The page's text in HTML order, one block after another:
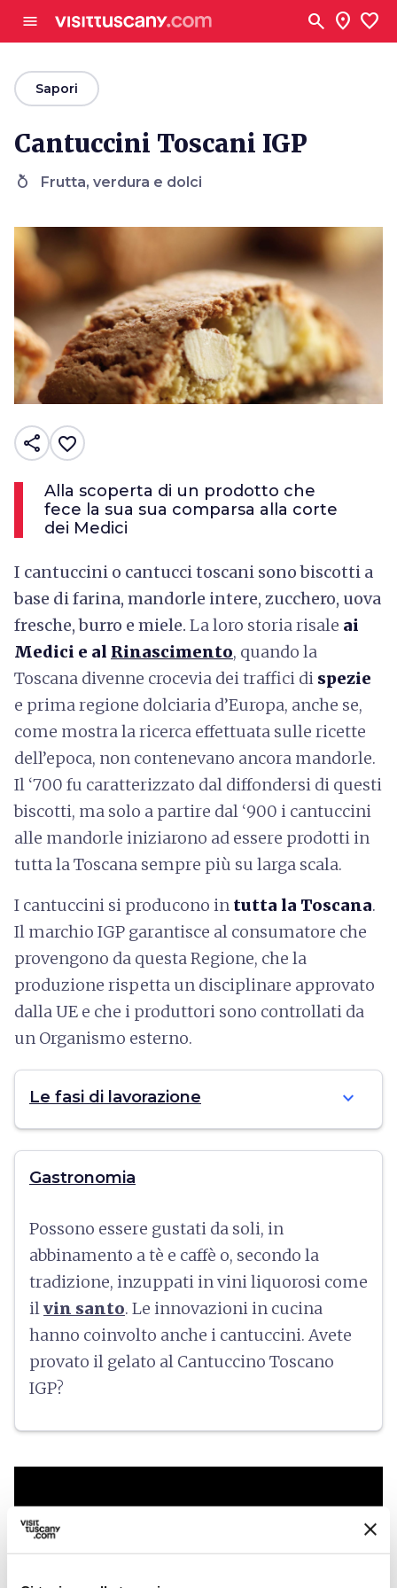
menu search location_on favorite
arrow_backSapori
Cantuccini Toscani IGP
nutrition Frutta, verdura e dolci
share favorite_border
Alla scoperta di un prodotto che
fece la sua sua comparsa alla corte
dei Medici
I cantuccini o cantucci toscani sono biscotti a
base di farina, mandorle intere, zucchero, uova
fresche, burro e miele. La loro storia risale ai
Medici e al Rinascimento, quando la
Toscana divenne crocevia dei traffici di spezie
e prima regione dolciaria d’Europa, anche se,
come mostra la ricerca effettuata sulle ricette
dell’epoca, non contenevano ancora mandorle.
Il ‘700 fu caratterizzato dal diffondersi di questi
biscotti, ma solo a partire dal ‘900 i cantuccini
alle mandorle iniziarono ad essere prodotti in
tutta la Toscana sempre più su larga scala.
I cantuccini si producono in tutta la Toscana.
Il marchio IGP garantisce al consumatore che
provengono da questa Regione, che la
produzione rispetta un disciplinare approvato
dalla UE e che i produttori sono controllati da
un Organismo esterno.
Le fasi di lavorazione expand_more
Gastronomia
Possono essere gustati da soli, in
abbinamento a tè e caffè o, secondo la
tradizione, inzuppati in vini liquorosi come
ilvin santo. Le innovazioni in cucina
hanno coinvolto anche i cantuccini. Avete
provato il gelato al Cantuccino Toscano
IGP?